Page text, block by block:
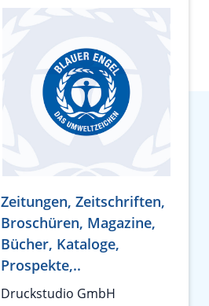
Zeitungen, Zeitschriften,
Broschüren, Magazine,
Bücher, Kataloge,
Prospekte,..
Druckstudio GmbH